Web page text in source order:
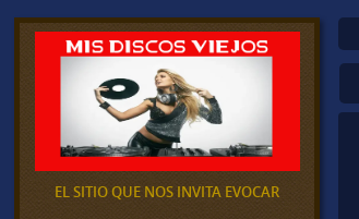
EL SITIO QUE NOS INVITA EVOCAR